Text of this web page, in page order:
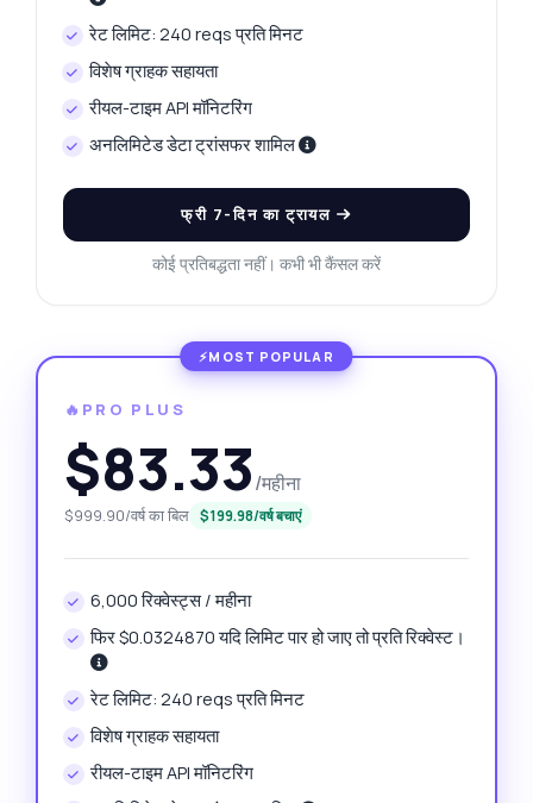
रेट लिमिट: 240 reqs प्रति मिनट
विशेष ग्राहक सहायता
रीयल-टाइम API मॉनिटरिंग
अनलिमिटेड डेटा ट्रांसफर शामिल
फ्री 7-दिन का ट्रायल
कोई प्रतिबद्धता नहीं। कभी भी कैंसल करें
🔥PRO PLUS
$83.33/महीना
$999.90/वर्ष का बिल $199.98/वर्ष बचाएं
6,000 रिक्वेस्ट्स / महीना
फिर $0.0324870 यदि लिमिट पार हो जाए तो प्रति रिक्वेस्ट।
रेट लिमिट: 240 reqs प्रति मिनट
विशेष ग्राहक सहायता
रीयल-टाइम API मॉनिटरिंग